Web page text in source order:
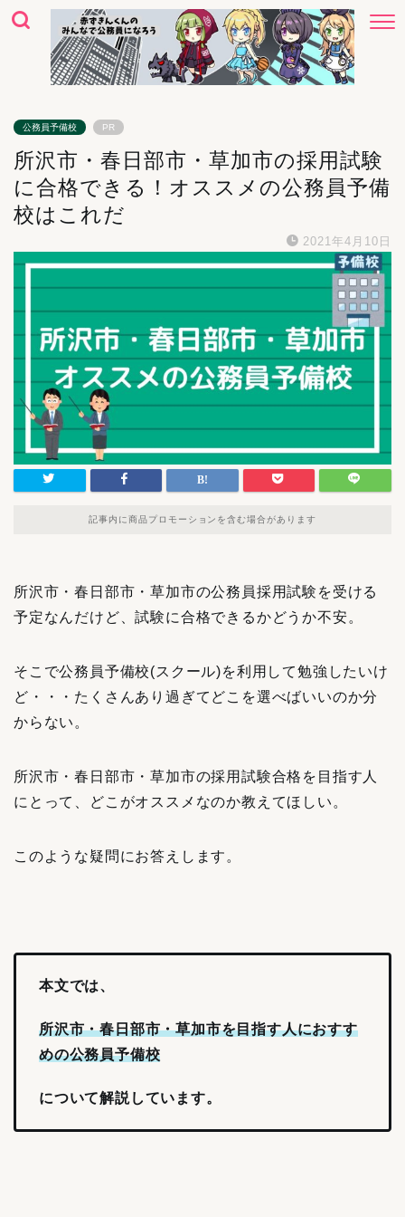
公務員予備校 PR
所沢市・春日部市・草加市の採用試験
に合格できる！オススメの公務員予備
校はこれだ
2021年4月10日
記事内に商品プロモーションを含む場合があります
所沢市・春日部市・草加市の公務員採用試験を受ける
予定なんだけど、試験に合格できるかどうか不安。
そこで公務員予備校(スクール)を利用して勉強したいけ
ど・・・たくさんあり過ぎてどこを選べばいいのか分
からない。
所沢市・春日部市・草加市の採用試験合格を目指す人
にとって、どこがオススメなのか教えてほしい。
このような疑問にお答えします。
本文では、
所沢市・春日部市・草加市を目指す人におすす
めの公務員予備校
について解説しています。